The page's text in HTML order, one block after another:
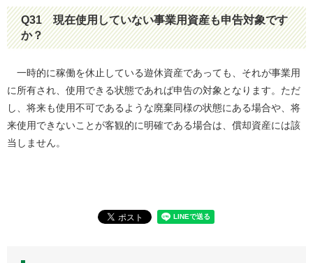
Q31現在使用していない事業用資産も申告対象です
か？
一時的に稼働を休止している遊休資産であっても、それが事業用
に所有され、使用できる状態であれば申告の対象となります。ただ
し、将来も使用不可であるような廃棄同様の状態にある場合や、将
来使用できないことが客観的に明確である場合は、償却資産には該
当しません。